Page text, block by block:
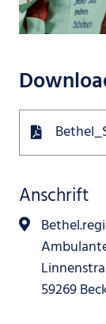
Anschrift
59269